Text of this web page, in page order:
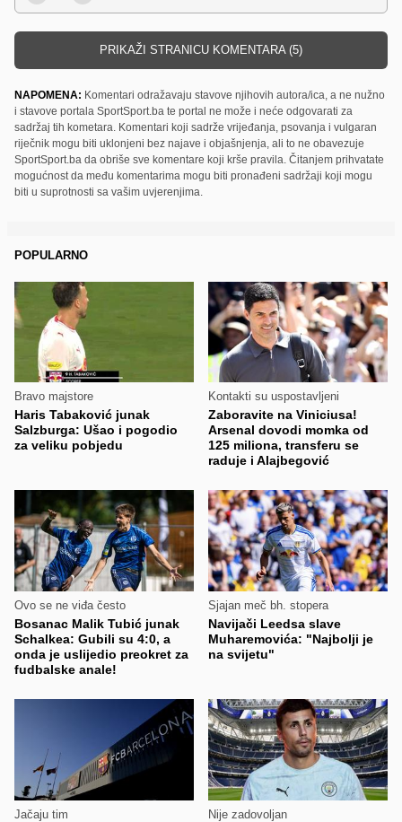
PRIKAŽI STRANICU KOMENTARA (5)
NAPOMENA: Komentari odražavaju stavove njihovih autora/ica, a ne nužno
i stavove portala SportSport.ba te portal ne može i neće odgovarati za
sadržaj tih kometara. Komentari koji sadrže vrijeđanja, psovanja i vulgaran
riječnik mogu biti uklonjeni bez najave i objašnjenja, ali to ne obavezuje
SportSport.ba da obriše sve komentare koji krše pravila. Čitanjem prihvatate
mogućnost da među komentarima mogu biti pronađeni sadržaji koji mogu
biti u suprotnosti sa vašim uvjerenjima.
POPULARNO
Bravo majstore
Haris Tabaković junak
Salzburga: Ušao i pogodio
za veliku pobjedu
Kontakti su uspostavljeni
Zaboravite na Viniciusa!
Arsenal dovodi momka od
125 miliona, transferu se
raduje i Alajbegović
Ovo se ne viđa često
Bosanac Malik Tubić junak
Schalkea: Gubili su 4:0, a
onda je uslijedio preokret za
fudbalske anale!
Sjajan meč bh. stopera
Navijači Leedsa slave
Muharemovića: "Najbolji je
na svijetu"
Jačaju tim Nije zadovoljan